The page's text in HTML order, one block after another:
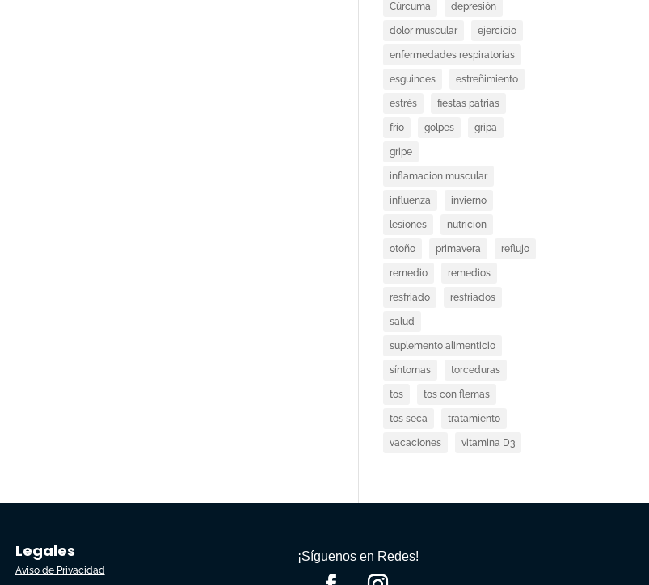
Cúrcuma depresión
dolor muscular ejercicio
enfermedades respiratorias
esguinces estreñimiento
estrés fiestas patrias
frío golpes gripa
gripe
inflamacion muscular
influenza invierno
lesiones nutricion
otoño primavera reflujo
remedio remedios
resfriado resfriados
salud
suplemento alimenticio
síntomas torceduras
tos tos con flemas
tos seca tratamiento
vacaciones vitamina D3
Legales
Aviso de Privacidad
¡Síguenos en Redes!